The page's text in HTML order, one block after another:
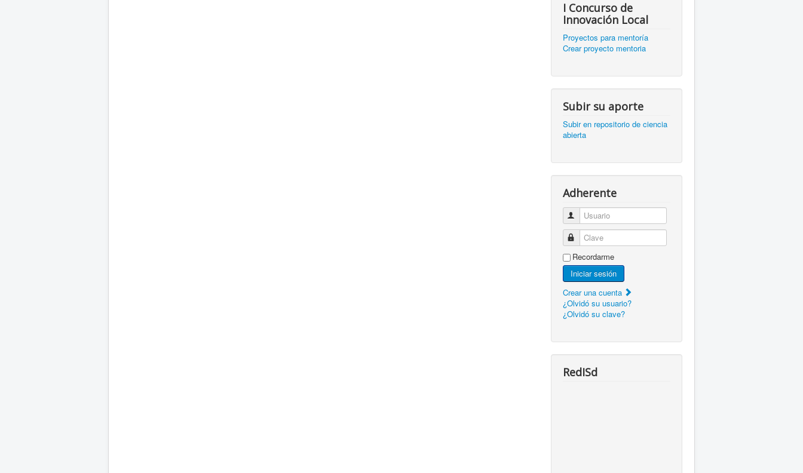
I Concurso de
Innovación Local
Proyectos para mentoría
Crear proyecto mentoria
Subir su aporte
Subir en repositorio de ciencia
abierta
Adherente
Usuario
Clave
Recordarme
Iniciar sesión
Crear una cuenta
¿Olvidó su usuario?
¿Olvidó su clave?
RedISd